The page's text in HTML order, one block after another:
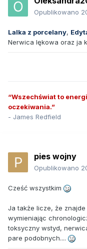
Opublikowano
Lalka z porcelany,
Nerwica lękowa oraz ja
“Wszechświat to
oczekiwania.”
- James Redfield
pies wojny
Opublikowano
Cześć wszystkim
Ja także licze, że
wymieniając
toksyczny wstyd,
pare podobnych....